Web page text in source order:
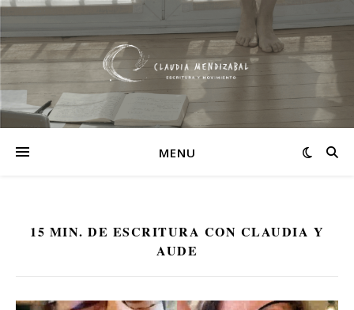
MENU
15 MIN. DE ESCRITURA CON CLAUDIA Y
AUDE